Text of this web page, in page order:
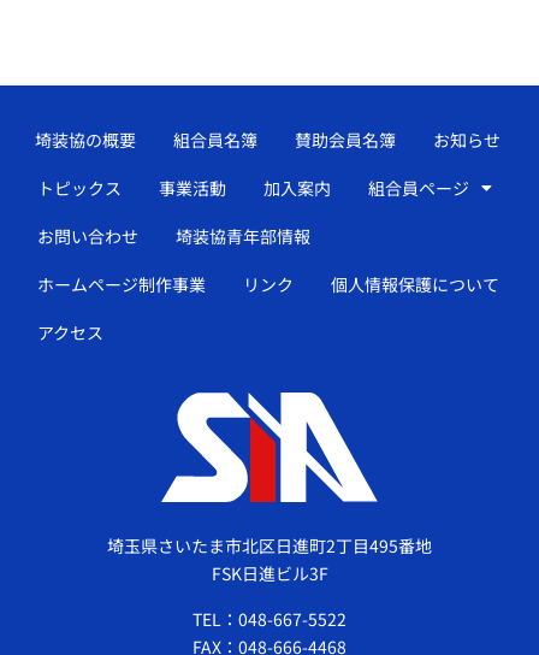
埼玉県さいたま市北区日進町2丁目495番地
FSK日進ビル3F
TEL：048-667-5522
FAX：048-666-4468
埼装協の概要 組合員名簿 賛助会員名簿
お知らせ
トピックス
事業活動 加入案内
組合員ページ
お問い合わせ
埼装協青年部情報
ホームページ制作事業
リンク
個人情報保護について
アクセス